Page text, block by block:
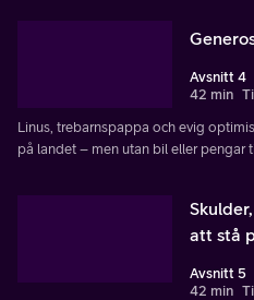
Avsnitt 4
42 min
Linus, trebarnspappa och evig
på landet – men utan bil eller pengar
att stå
Avsnitt 5
42 min